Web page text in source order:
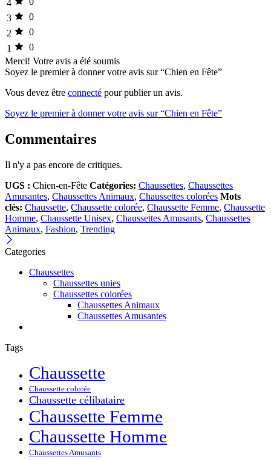
4
3
0
2
0
1
0
Merci! Votre avis a été soumis
Soyez le premier à donner votre avis sur “Chien en Fête”
Vous devez être connecté pour publier un avis.
Soyez le premier à donner votre avis sur “Chien en Fête”
Commentaires
Il n'y a pas encore de critiques.
UGS : Chien-en-Fête Catégories: Chaussettes, Chaussettes
Amusantes, Chaussettes Animaux, Chaussettes colorées Mots
clés: Chaussette, Chaussette colorée, Chaussette Femme, Chaussette
Homme, Chaussette Unisex, Chaussettes Amusants, Chaussettes
Animaux, Fashion, Trending
Categories
Chaussettes
Chaussettes unies
Chaussettes colorées
Chaussettes Animaux
Chaussettes Amusantes
Tags
Chaussette
Chaussette colorée
Chaussette célibataire
Chaussette Femme
Chaussette Homme
Chaussettes Amusants